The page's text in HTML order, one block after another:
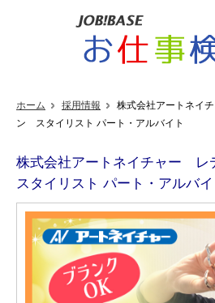
ホーム 採用情報
株式会社アートネイ
ン スタイリスト パート・アルバイト
株式会社アートネイチャー レ
スタイリスト パート・アルバイ